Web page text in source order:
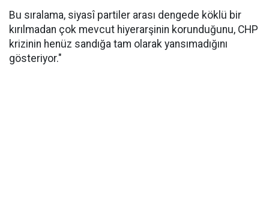
Bu sıralama, siyasî partiler arası dengede köklü bir
kırılmadan çok mevcut hiyerarşinin korunduğunu, CHP
krizinin henüz sandığa tam olarak yansımadığını
gösteriyor."